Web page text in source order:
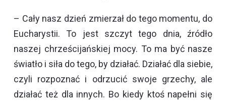
– Cały nasz dzień zmierzał do tego momentu, do
Eucharystii. To jest szczyt tego dnia, źródło
naszej chrześcijańskiej mocy. To ma być nasze
światło i siła do tego, by działać. Działać dla siebie,
czyli rozpoznać i odrzucić swoje grzechy, ale
działać też dla innych. Bo kiedy ktoś napełni się